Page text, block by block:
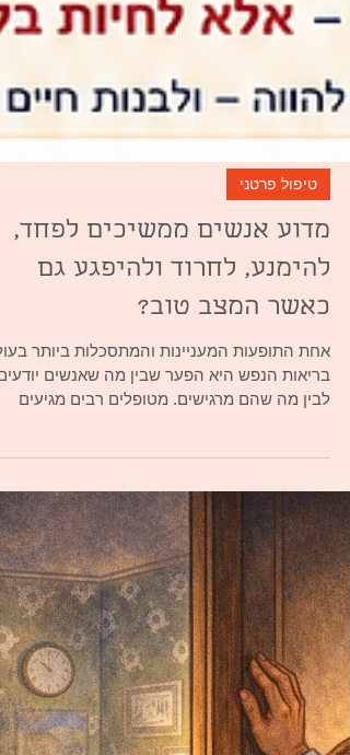
טיפול פרטני
מדוע אנשים ממשיכים לפחד,
להימנע, לחרוד ולהיפגע גם
כאשר המצב טוב?
בריאות הנפש היא הפער שבין מה שאנשים
לטיפול כשהם מבינים היטב את מצבם. הם
שבן זוגם אוהב אותם, שהמנהל שלהם אינו מחפש
לפטר אותם, שהם מוכשרים, מוערכים ובעלי
ובכל זאת, הם חיים בתחושת חרדה מתמדת,
חוששים מדחייה, נבהלים מביקורת, מתקשים
על אחרים או מוצאים את עצמם חוזרים שוב ושוב
לאותם דפוסים הרסניים. השאלה המתבקשת היא
מדוע הבנה שכלית אינה מספיקה כדי להשתחרר
מהסבל? סכמה תרפיה